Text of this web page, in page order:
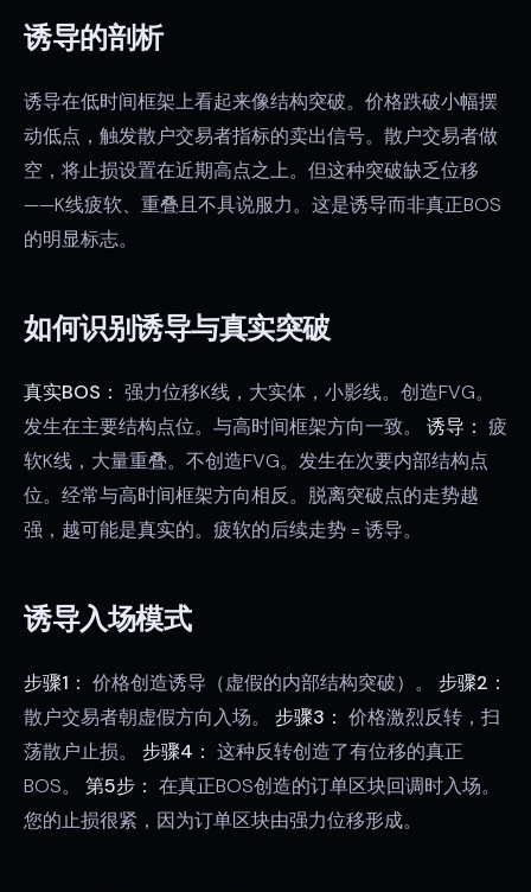
诱导的剖析
诱导在低时间框架上看起来像结构突破。价格跌破小幅摆
动低点，触发散户交易者指标的卖出信号。散户交易者做
空，将止损设置在近期高点之上。但这种突破缺乏位移
——K线疲软、重叠且不具说服力。这是诱导而非真正BOS
的明显标志。
如何识别诱导与真实突破
真实BOS： 强力位移K线，大实体，小影线。创造FVG。
发生在主要结构点位。与高时间框架方向一致。 诱导： 疲
软K线，大量重叠。不创造FVG。发生在次要内部结构点
位。经常与高时间框架方向相反。脱离突破点的走势越
强，越可能是真实的。疲软的后续走势 = 诱导。
诱导入场模式
步骤1： 价格创造诱导（虚假的内部结构突破）。 步骤2：
散户交易者朝虚假方向入场。 步骤3： 价格激烈反转，扫
荡散户止损。 步骤4： 这种反转创造了有位移的真正
BOS。 第5步： 在真正BOS创造的订单区块回调时入场。
您的止损很紧，因为订单区块由强力位移形成。